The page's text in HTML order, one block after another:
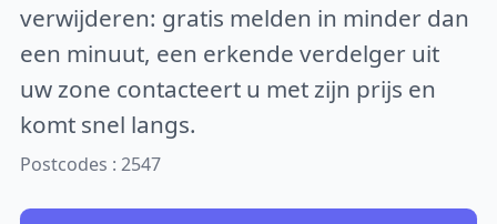
verwijderen: gratis melden in minder dan
een minuut, een erkende verdelger uit
uw zone contacteert u met zijn prijs en
komt snel langs.
Postcodes : 2547